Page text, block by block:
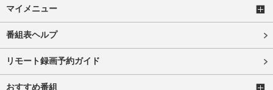
マイメニュー
番組表ヘルプ
リモート録画予約ガイド
おすすめ番組